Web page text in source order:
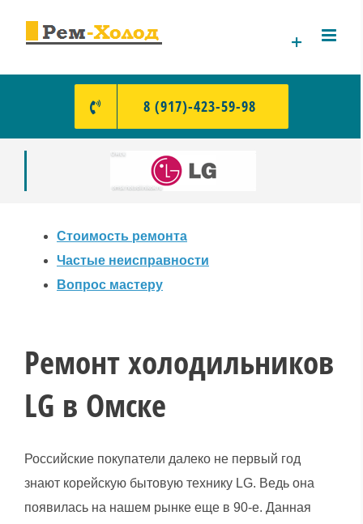
8 (917)-423-59-98
Стоимость ремонта
Частые неисправности
Вопрос мастеру
Ремонт холодильников
LG в Омске
Российские покупатели далеко не первый год
знают корейскую бытовую технику LG. Ведь она
появилась на нашем рынке еще в 90-е. Данная